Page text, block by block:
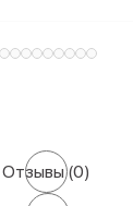
Отзывы(0)